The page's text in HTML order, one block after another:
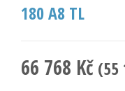
180 A8 TL
66 768 Kč (55